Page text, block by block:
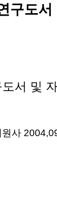
구도서
서 및
사